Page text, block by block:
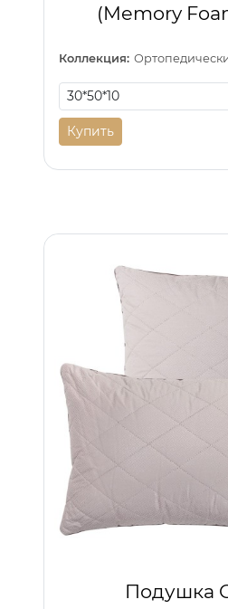
(Memory
Коллекция:
Купить
Подушка